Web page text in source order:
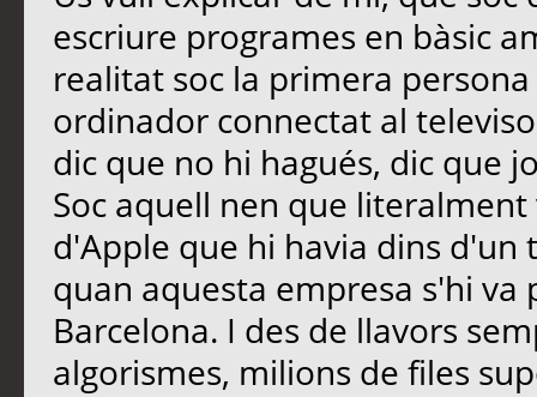
escriure programes en bàsic
realitat soc la primera
ordinador connectat al
dic que no hi hagués, dic que
Soc aquell nen que
d'Apple que hi havia dins
quan aquesta empresa s'hi
Barcelona. I des de llavors
algorismes, milions de files